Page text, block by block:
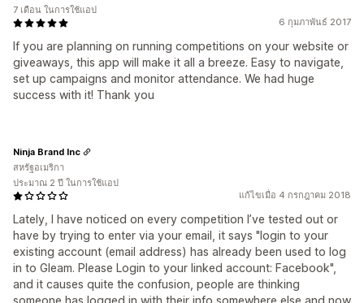
6 กุมภาพันธ์ 2017
If you are planning on running competitions on your website or
giveaways, this app will make it all a breeze. Easy to navigate,
set up campaigns and monitor attendance. We had huge
success with it! Thank you
7 เดือน ในการใช้แอป
แก้ไขเมื่อ 4 กรกฎาคม 2018
Lately, I have noticed on every competition I’ve tested out or
have by trying to enter via your email, it says "login to your
existing account (email address) has already been used to log
in to Gleam. Please Login to your linked account: Facebook",
and it causes quite the confusion, people are thinking
Ninja Brand Inc
สหรัฐอเมริกา
ประมาณ 2 ปี ในการใช้แอป